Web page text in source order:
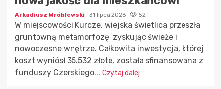
Arkadiusz Wróblewski 31 lipca 2026 52
W miejscowości Kurcze, wiejska świetlica przeszła
gruntowną metamorfozę, zyskując świeże i
nowoczesne wnętrze. Całkowita inwestycja, której
koszt wyniósł 35.532 złote, została sfinansowana z
funduszy Czerskiego... Czytaj dalej